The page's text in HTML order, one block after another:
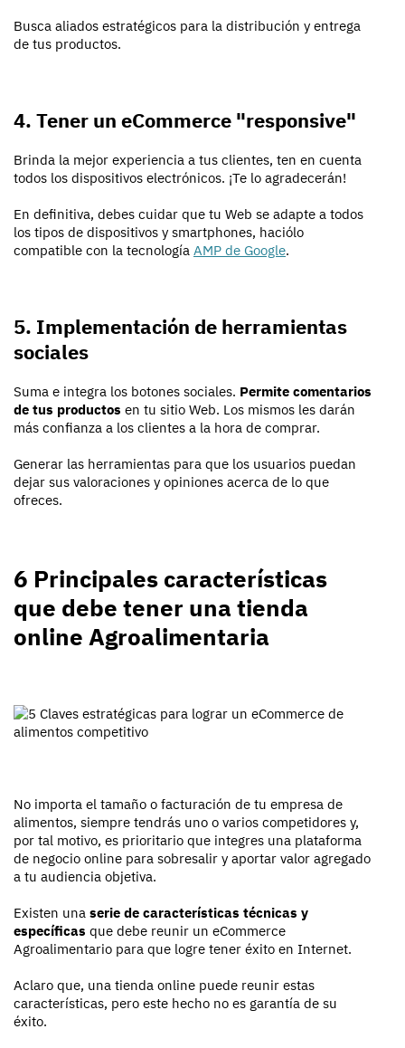
Busca aliados estratégicos para la distribución y entrega
de tus productos.
4. Tener un eCommerce "responsive"
Brinda la mejor experiencia a tus clientes, ten en cuenta
todos los dispositivos electrónicos. ¡Te lo agradecerán!
En definitiva, debes cuidar que tu Web se adapte a todos
los tipos de dispositivos y smartphones, haciólo
compatible con la tecnología AMP de Google.
5. Implementación de herramientas
sociales
Suma e integra los botones sociales. Permite comentarios
de tus productos en tu sitio Web. Los mismos les darán
más confianza a los clientes a la hora de comprar.
Generar las herramientas para que los usuarios puedan
dejar sus valoraciones y opiniones acerca de lo que
ofreces.
6 Principales características
que debe tener una tienda
online Agroalimentaria
No importa el tamaño o facturación de tu empresa de
alimentos, siempre tendrás uno o varios competidores y,
por tal motivo, es prioritario que integres una plataforma
de negocio online para sobresalir y aportar valor agregado
a tu audiencia objetiva.
Existen una serie de características técnicas y
específicas que debe reunir un eCommerce
Agroalimentario para que logre tener éxito en Internet.
Aclaro que, una tienda online puede reunir estas
características, pero este hecho no es garantía de su
éxito.